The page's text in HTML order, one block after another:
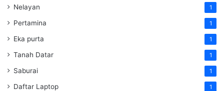
Nelayan 1
Pertamina 1
Eka purta 1
Tanah Datar 1
Saburai 1
Daftar Laptop 1